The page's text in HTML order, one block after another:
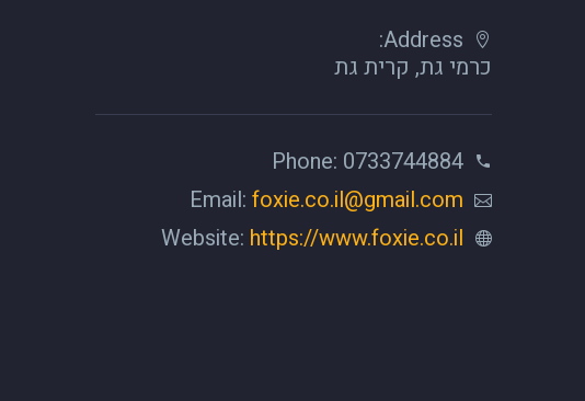
Address:
כרמי גת, קרית גת
Phone: 0733744884
Email: foxie.co.il@gmail.com
Website: https://www.foxie.co.il